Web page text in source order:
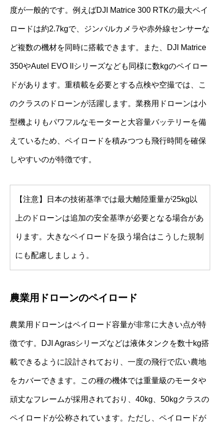
度が一般的です。例えばDJI Matrice 300 RTKの最大ペイ
ロードは約2.7kgで、ジンバルカメラや赤外線センサーな
ど複数の機材を同時に搭載できます。また、DJI Matrice
350やAutel EVO IIシリーズなども同様に数kgのペイロー
ドがあります。重積載を必要とする点検や空撮では、こ
のクラスのドローンが活躍します。業務用ドローンは小
型機よりもパワフルなモーターと大容量バッテリーを備
えているため、ペイロードを積みつつも飛行時間を確保
しやすいのが特徴です。
【注意】日本の技術基準では最大離陸重量が25kg以
上のドローンは追加の安全基準が必要となる場合があ
ります。大きなペイロードを扱う場合はこうした規制
にも配慮しましょう。
農業用ドローンのペイロード
農業用ドローンはペイロード容量が非常に大きい点が特
徴です。DJI Agrasシリーズなどは液体タンクを数十kg搭
載できるように設計されており、一度の飛行で広い農地
をカバーできます。この種の機体では重量級のモータや
頑丈なフレームが採用されており、40kg、50kgクラスの
ペイロードが公称されています。ただし、ペイロードが